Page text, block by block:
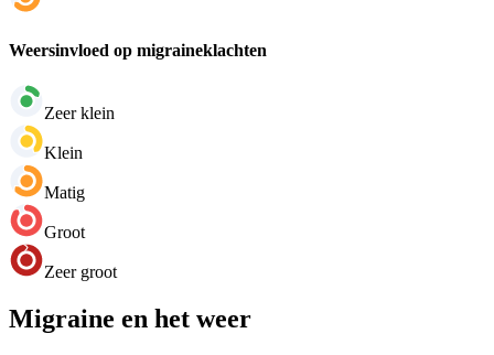
Weersinvloed op migraineklachten
Zeer klein
Klein
Matig
Groot
Zeer groot
Migraine en het weer